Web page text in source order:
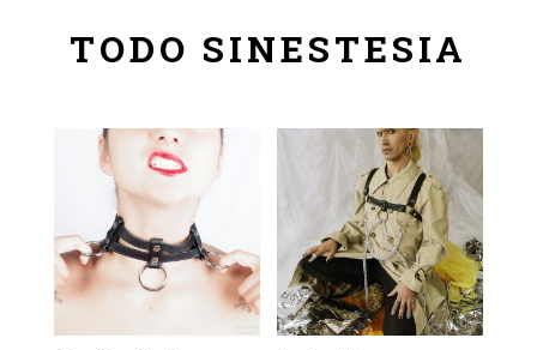
TODO SINESTESIA